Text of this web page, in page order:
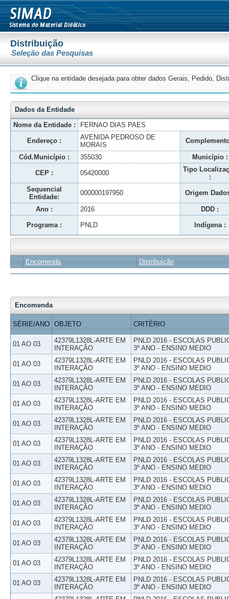
Distribuição
Seleção das Pesquisas
Clique na entidade desejada para obter dados Gerais, Pedido,
Dados da Entidade
Nome da Entidade :
FERNAO DIAS PAES
Endereço :
AVENIDA PEDROSO DE
MORAIS
Cód.Município : 355030 Município :
CEP : 05420000
Tipo
:
Sequencial
Entidade:
000000197950 Origem
Ano : 2016 DDD :
Programa : PNLD Indígena :
Encomenda Distribuição
Encomenda
SÉRIE/ANO OBJETO CRITÉRIO
01 AO 03
42379L1328L-ARTE EM
INTERAÇÃO
PNLD 2016 - ESCOLAS
3º ANO - ENSINO MEDIO
01 AO 03
42379L1328L-ARTE EM
INTERAÇÃO
PNLD 2016 - ESCOLAS
3º ANO - ENSINO MEDIO
01 AO 03
42379L1328L-ARTE EM
INTERAÇÃO
PNLD 2016 - ESCOLAS
3º ANO - ENSINO MEDIO
01 AO 03
42379L1328L-ARTE EM
INTERAÇÃO
PNLD 2016 - ESCOLAS
3º ANO - ENSINO MEDIO
01 AO 03
42379L1328L-ARTE EM
INTERAÇÃO
PNLD 2016 - ESCOLAS
3º ANO - ENSINO MEDIO
01 AO 03
42379L1328L-ARTE EM
INTERAÇÃO
PNLD 2016 - ESCOLAS
3º ANO - ENSINO MEDIO
01 AO 03
42379L1328L-ARTE EM
INTERAÇÃO
PNLD 2016 - ESCOLAS
3º ANO - ENSINO MEDIO
01 AO 03
42379L1328L-ARTE EM
INTERAÇÃO
PNLD 2016 - ESCOLAS
3º ANO - ENSINO MEDIO
01 AO 03
42379L1328L-ARTE EM
INTERAÇÃO
PNLD 2016 - ESCOLAS
3º ANO - ENSINO MEDIO
01 AO 03
42379L1328L-ARTE EM
INTERAÇÃO
PNLD 2016 - ESCOLAS
3º ANO - ENSINO MEDIO
01 AO 03
42379L1328L-ARTE EM
INTERAÇÃO
PNLD 2016 - ESCOLAS
3º ANO - ENSINO MEDIO
01 AO 03
42379L1328L-ARTE EM
INTERAÇÃO
PNLD 2016 - ESCOLAS
3º ANO - ENSINO MEDIO
01 AO 03
42379L1328L-ARTE EM
INTERAÇÃO
PNLD 2016 - ESCOLAS
3º ANO - ENSINO MEDIO